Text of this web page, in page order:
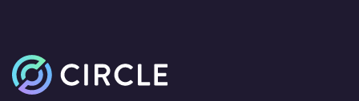
Accueil